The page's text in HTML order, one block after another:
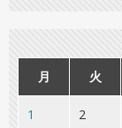
月
火
1 2